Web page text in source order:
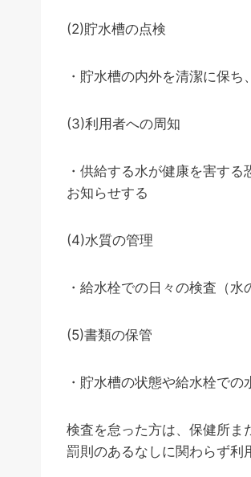
(2)貯水槽の点検
・貯水槽の内外を清潔に保
(3)利用者への周知
・供給する水が健康を害す
お知らせする
(4)水質の管理
・給水栓での日々の検査（
(5)書類の保管
・貯水槽の状態や給水栓で
検査を怠った方は、保健所ま
罰則のあるなしに関わらず利